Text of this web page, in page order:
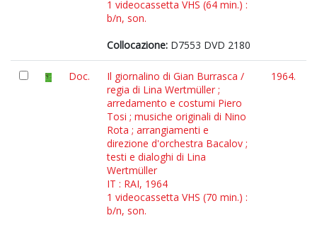
1 videocassetta VHS (64 min.) :
b/n, son.
Collocazione: D7553 DVD 2180
Doc.
Il giornalino di Gian Burrasca /
regia di Lina Wertmüller ;
arredamento e costumi Piero
Tosi ; musiche originali di Nino
Rota ; arrangiamenti e
direzione d'orchestra Bacalov ;
testi e dialoghi di Lina
Wertmüller
IT : RAI, 1964
1 videocassetta VHS (70 min.) :
b/n, son.
1964.